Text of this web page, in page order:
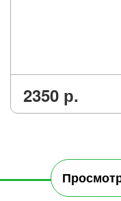
2350 р.